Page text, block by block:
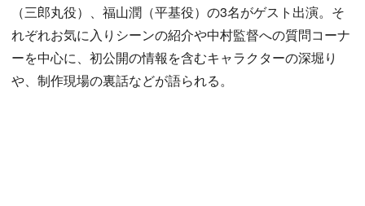
（三郎丸役）、福山潤（平基役）の3名がゲスト出演。そ
れぞれお気に入りシーンの紹介や中村監督への質問コーナ
ーを中心に、初公開の情報を含むキャラクターの深堀り
や、制作現場の裏話などが語られる。